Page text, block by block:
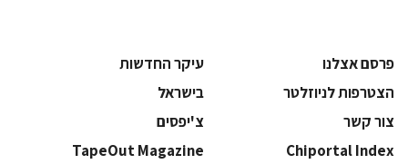
פרסם אצלנו
עיקר החדשות
הצטרפות לניוזלטר
בישראל
צור קשר
צ'יפסים
Chiportal Index
TapeOut Magazine